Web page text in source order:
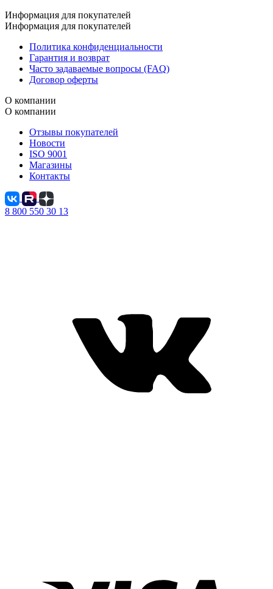
Информация для покупателей
Информация для покупателей
Политика конфиденциальности
Гарантия и возврат
Часто задаваемые вопросы (FAQ)
Договор оферты
О компании
О компании
Отзывы покупателей
Новости
ISO 9001
Магазины
Контакты
8 800 550 30 13